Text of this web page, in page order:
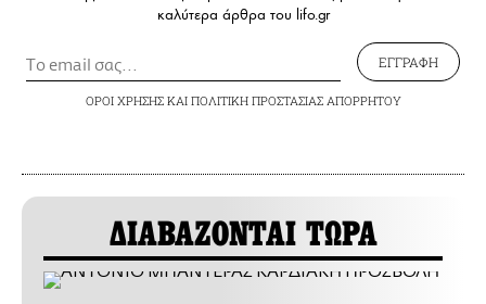
καλύτερα άρθρα του lifo.gr
ΕΓΓΡΑΦΗ
ΟΡΟΙ ΧΡΗΣΗΣΚΑΙ ΠΟΛΙΤΙΚΗ ΠΡΟΣΤΑΣΙΑΣ ΑΠΟΡΡΗΤΟΥ
ΔΙΑΒΑΖΟΝΤΑΙ ΤΩΡΑ